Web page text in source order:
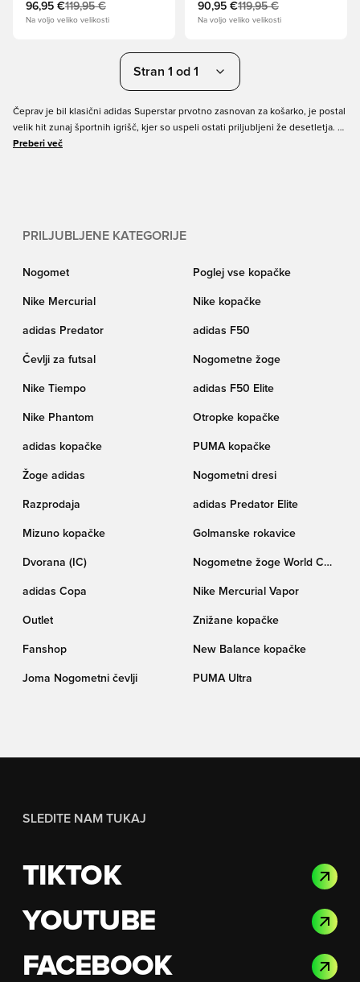
96,95 €119,95 €
Na voljo veliko velikosti
90,95 €119,95 €
Na voljo veliko velikosti
Stran 1 od 1
Čeprav je bil klasični adidas Superstar prvotno zasnovan za košarko, je postal
velik hit zunaj športnih igrišč, kjer so uspeli ostati priljubljeni že desetletja. V
Unisport lahko svoj adidas Superstar vzamete v brezčasnem videzu z
Preberi več
PRILJUBLJENE KATEGORIJE
Nogomet Poglej vse kopačke
Nike Mercurial Nike kopačke
adidas Predator adidas F50
Čevlji za futsal Nogometne žoge
Nike Tiempo adidas F50 Elite
Nike Phantom Otropke kopačke
adidas kopačke PUMA kopačke
Žoge adidas Nogometni dresi
Razprodaja adidas Predator Elite
Mizuno kopačke Golmanske rokavice
Dvorana (IC)
Nogometne žoge World Cup
adidas Copa
Nike Mercurial Vapor
Outlet Znižane kopačke
Fanshop New Balance kopačke
Joma Nogometni čevlji PUMA Ultra
SLEDITE NAM TUKAJ
TIKTOK
YOUTUBE
FACEBOOK